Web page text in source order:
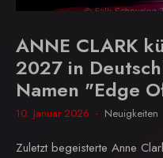
ANNE CLARK
2027 in
Namen "Edge
10. Januar 2026 Neuigkeiten
Zuletzt begeisterte Anne